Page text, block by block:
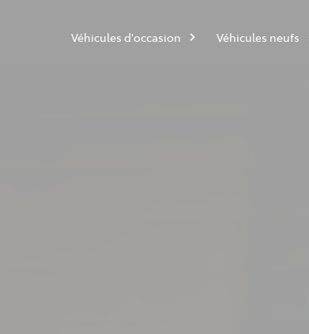
Véhicules d'occasion Véhicules neufs